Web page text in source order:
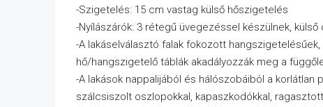
-Szigetelés: 15 cm vastag külső hőszigetelés
-Nyílászárók: 3 rétegű üvegezéssel készülnek,
-A lakáselválasztó falak fokozott
hő/hangszigetelő táblák akadályozzák meg a
-A lakások nappalijából és hálószobáiból a
szálcsiszolt oszlopokkal, kapaszkodókkal,